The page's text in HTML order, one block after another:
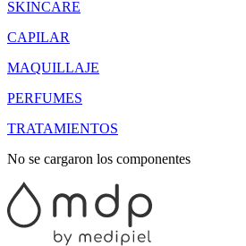
SKINCARE
CAPILAR
MAQUILLAJE
PERFUMES
TRATAMIENTOS
No se cargaron los componentes